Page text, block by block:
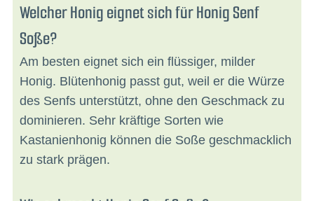
Welcher Honig eignet sich für Honig Senf
Soße?
Am besten eignet sich ein flüssiger, milder
Honig. Blütenhonig passt gut, weil er die Würze
des Senfs unterstützt, ohne den Geschmack zu
dominieren. Sehr kräftige Sorten wie
Kastanienhonig können die Soße geschmacklich
zu stark prägen.